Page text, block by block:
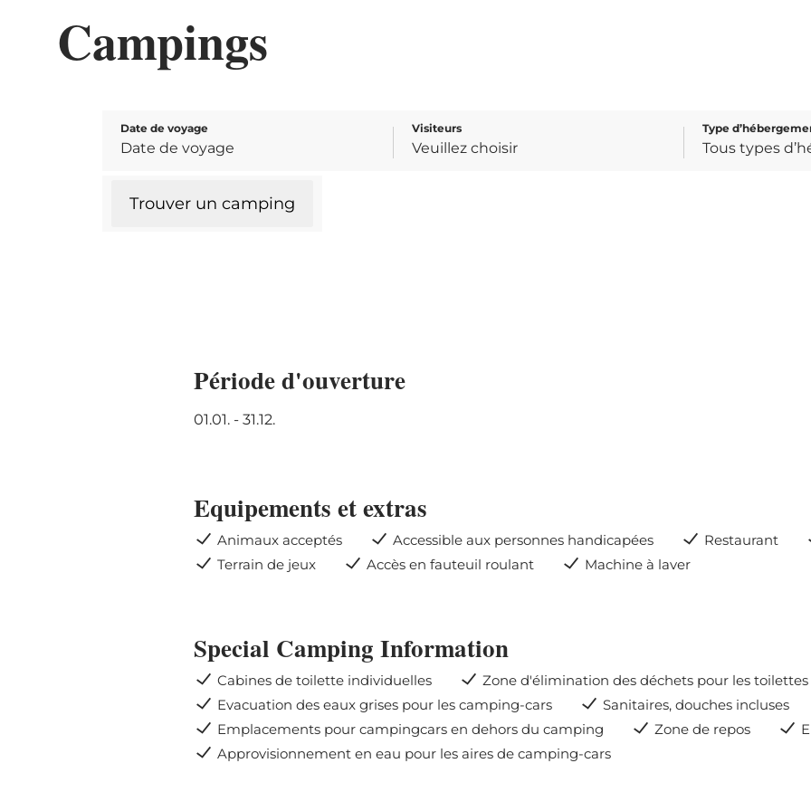
Campings
Date de voyage Visiteurs Type
Trouver un camping
Période d'ouverture
01.01. - 31.12.
Equipements et extras
Animaux acceptés Accessible aux personnes handicapées
Restaurant
Terrain de jeux
Accès en fauteuil roulant Machine à laver
Special Camping Information
Cabines de toilette individuelles
Zone d'élimination des déchets pour les
Evacuation des eaux grises pour les camping-cars
Sanitaires, douches incluses
Emplacements pour campingcars en dehors du camping
Zone de repos
Approvisionnement en eau pour les aires de camping-cars